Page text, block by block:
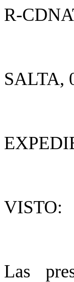
R-
SALTA,
VISTO:
Las